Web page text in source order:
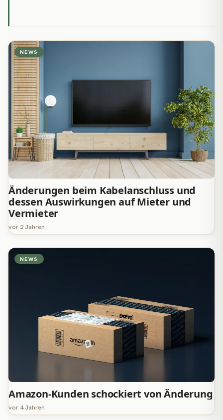
NEWS
Änderungen beim Kabelanschluss und
dessen Auswirkungen auf Mieter und
Vermieter
vor 2 Jahren
NEWS
Amazon-Kunden schockiert von Änderung
vor 4 Jahren